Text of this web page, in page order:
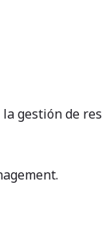
gestión de